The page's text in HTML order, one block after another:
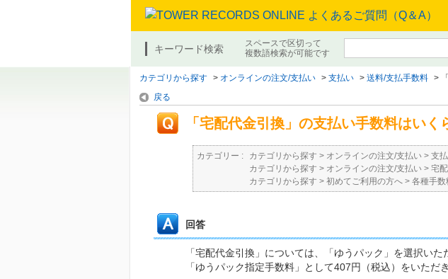
キーワード検索
スペースで区切って
複数語検索が可能です
カテゴリから探す > オンラインの注文/支払い > 支払い > 送料/支払手数料 >
戻る
「宅配代金引換」の支払い手数料はいく
カテゴリー : カテゴリから探す > オンラインの注文/支払い > 支
カテゴリから探す > オンラインの注文/支払い > 宅
カテゴリから探す > 初めてご利用の方へ > 各種手数
回答
「宅配代金引換」については、「ゆうパック」を選択い
「ゆうパック指定手数料」として407円（税込）をいただき